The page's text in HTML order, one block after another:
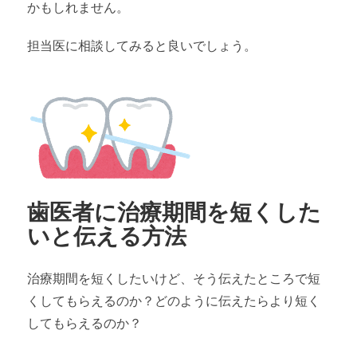
かもしれません。
担当医に相談してみると良いでしょう。
歯医者に治療期間を短くした
いと伝える方法
治療期間を短くしたいけど、そう伝えたところで短
くしてもらえるのか？どのように伝えたらより短く
してもらえるのか？